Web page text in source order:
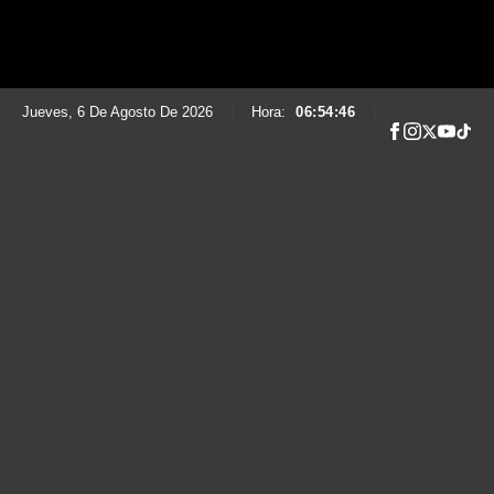
Jueves, 6 De Agosto De 2026 Hora: 06:54:47